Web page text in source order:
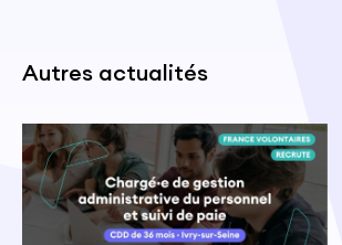
Autres actualités